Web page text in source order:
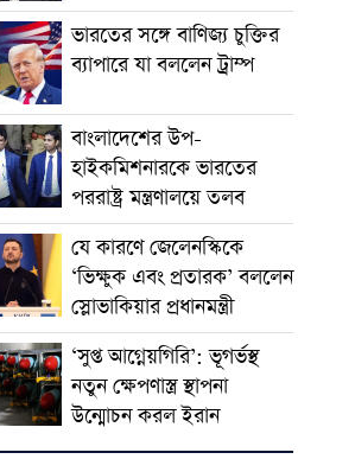
ভারতের সঙ্গে বাণিজ্য চুক্তির
ব্যাপারে যা বললেন ট্রাম্প
বাংলাদেশের উপ-
হাইকমিশনারকে ভারতের
পররাষ্ট্র মন্ত্রণালয়ে তলব
যে কারণে জেলেনস্কিকে
‘ভিক্ষুক এবং প্রতারক’ বললেন
স্লোভাকিয়ার প্রধানমন্ত্রী
‘সুপ্ত আগ্নেয়গিরি’: ভূগর্ভস্থ
নতুন ক্ষেপণাস্ত্র স্থাপনা
উন্মোচন করল ইরান